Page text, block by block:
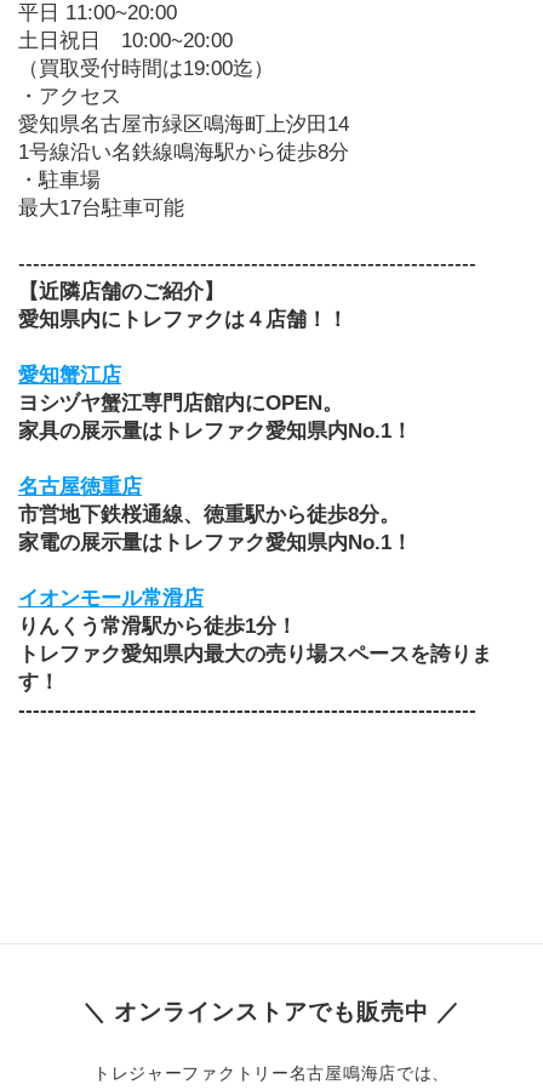
平日 11:00~20:00
土日祝日　10:00~20:00
（買取受付時間は19:00迄）
・アクセス
愛知県名古屋市緑区鳴海町上汐田14
1号線沿い名鉄線鳴海駅から徒歩8分
・駐車場
最大17台駐車可能
---------------------------------------------------------------
【近隣店舗のご紹介】
愛知県内にトレファクは４店舗！！
愛知蟹江店
ヨシヅヤ蟹江専門店館内にOPEN。
家具の展示量はトレファク愛知県内No.1！
名古屋徳重店
市営地下鉄桜通線、徳重駅から徒歩8分。
家電の展示量はトレファク愛知県内No.1！
イオンモール常滑店
りんくう常滑駅から徒歩1分！
トレファク愛知県内最大の売り場スペースを誇りま
す！
​---------------------------------------------------------------
＼ オンラインストアでも販売中 ／
トレジャーファクトリー名古屋鳴海店では、